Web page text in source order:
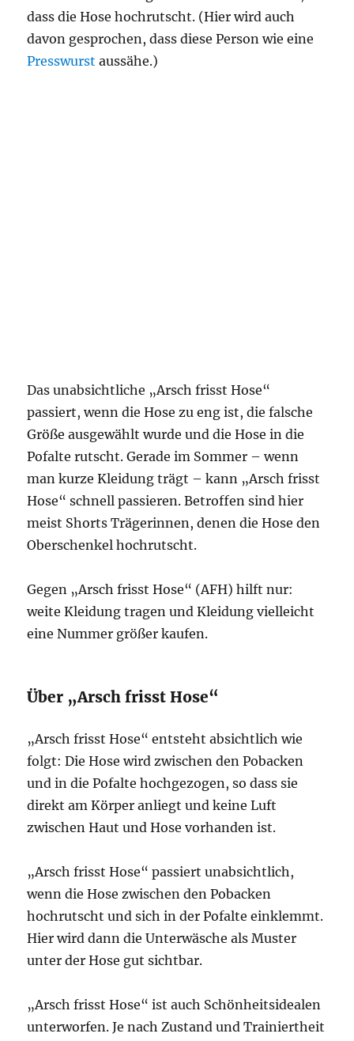
dass die Hose hochrutscht. (Hier wird auch
davon gesprochen, dass diese Person wie eine
Presswurst aussähe.)
Das unabsichtliche „Arsch frisst Hose“
passiert, wenn die Hose zu eng ist, die falsche
Größe ausgewählt wurde und die Hose in die
Pofalte rutscht. Gerade im Sommer – wenn
man kurze Kleidung trägt – kann „Arsch frisst
Hose“ schnell passieren. Betroffen sind hier
meist Shorts Trägerinnen, denen die Hose den
Oberschenkel hochrutscht.
Gegen „Arsch frisst Hose“ (AFH) hilft nur:
weite Kleidung tragen und Kleidung vielleicht
eine Nummer größer kaufen.
Über „Arsch frisst Hose“
„Arsch frisst Hose“ entsteht absichtlich wie
folgt: Die Hose wird zwischen den Pobacken
und in die Pofalte hochgezogen, so dass sie
direkt am Körper anliegt und keine Luft
zwischen Haut und Hose vorhanden ist.
„Arsch frisst Hose“ passiert unabsichtlich,
wenn die Hose zwischen den Pobacken
hochrutscht und sich in der Pofalte einklemmt.
Hier wird dann die Unterwäsche als Muster
unter der Hose gut sichtbar.
„Arsch frisst Hose“ ist auch Schönheitsidealen
unterworfen. Je nach Zustand und Trainiertheit